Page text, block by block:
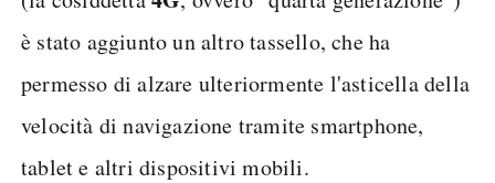
è stato aggiunto un altro tassello, che ha
permesso di alzare ulteriormente l'asticella della
velocità di navigazione tramite smartphone,
tablet e altri dispositivi mobili.